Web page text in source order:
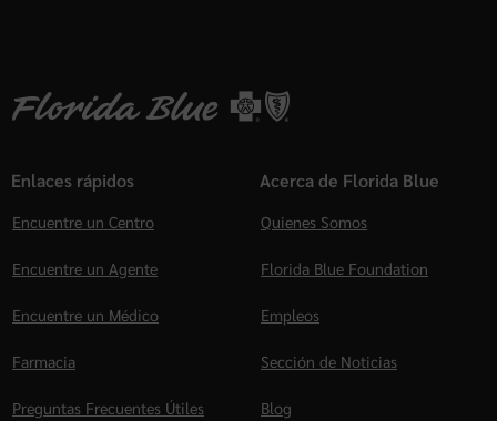
Enlaces rápidos
Encuentre un Centro
Encuentre un Agente
Encuentre un Médico
Farmacia
Preguntas Frecuentes Útiles
Acerca de Florida Blue
Quienes Somos
Florida Blue Foundation
Empleos
Sección de Noticias
Blog